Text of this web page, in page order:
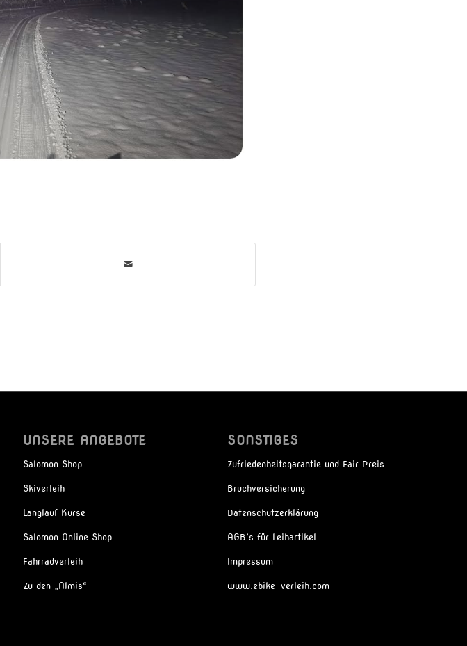
UNSERE ANGEBOTE
Salomon Shop
Skiverleih
Langlauf Kurse
Salomon Online Shop
Fahrradverleih
Zu den „Almis“
SONSTIGES
Zufriedenheitsgarantie und Fair Preis
Bruchversicherung
Datenschutzerklärung
AGB’s für Leihartikel
Impressum
www.ebike-verleih.com